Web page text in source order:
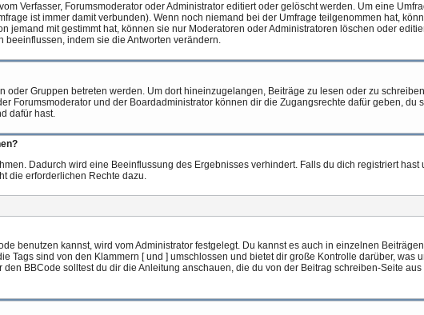
Verfasser, Forumsmoderator oder Administrator editiert oder gelöscht werden. Um eine
ist immer damit verbunden). Wenn noch niemand bei der Umfrage teilgenommen hat,
jemand mit gestimmt hat, können sie nur Moderatoren oder Administratoren löschen oder
indem sie die Antworten verändern.
oder Gruppen betreten werden. Um dort hineinzugelangen, Beiträge zu lesen oder zu
Forumsmoderator und der Boardadministrator können dir die Zugangsrechte dafür geben, du
dafür hast.
Dadurch wird eine Beeinflussung des Ergebnisses verhindert. Falls du dich registriert hast
die erforderlichen Rechte dazu.
benutzen kannst, wird vom Administrator festgelegt. Du kannst es auch in einzelnen Beiträgen
Tags sind von den Klammern [ und ] umschlossen und bietet dir große Kontrolle darüber, was
BBCode solltest du dir die Anleitung anschauen, die du von der Beitrag schreiben-Seite aus